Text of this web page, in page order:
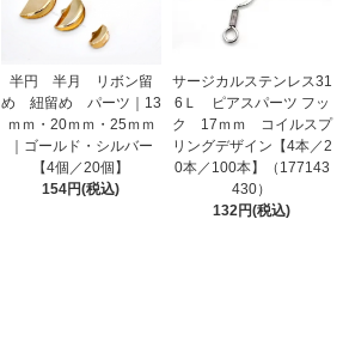
半円 半月 リボン留
め 紐留め パーツ｜13
ｍｍ・20ｍｍ・25ｍｍ
｜ゴールド・シルバー
【4個／20個】
154円(税込)
サージカルステンレス31
6Ｌ ピアスパーツ フッ
ク 17ｍｍ コイルスプ
リングデザイン【4本／2
0本／100本】（177143
430）
132円(税込)